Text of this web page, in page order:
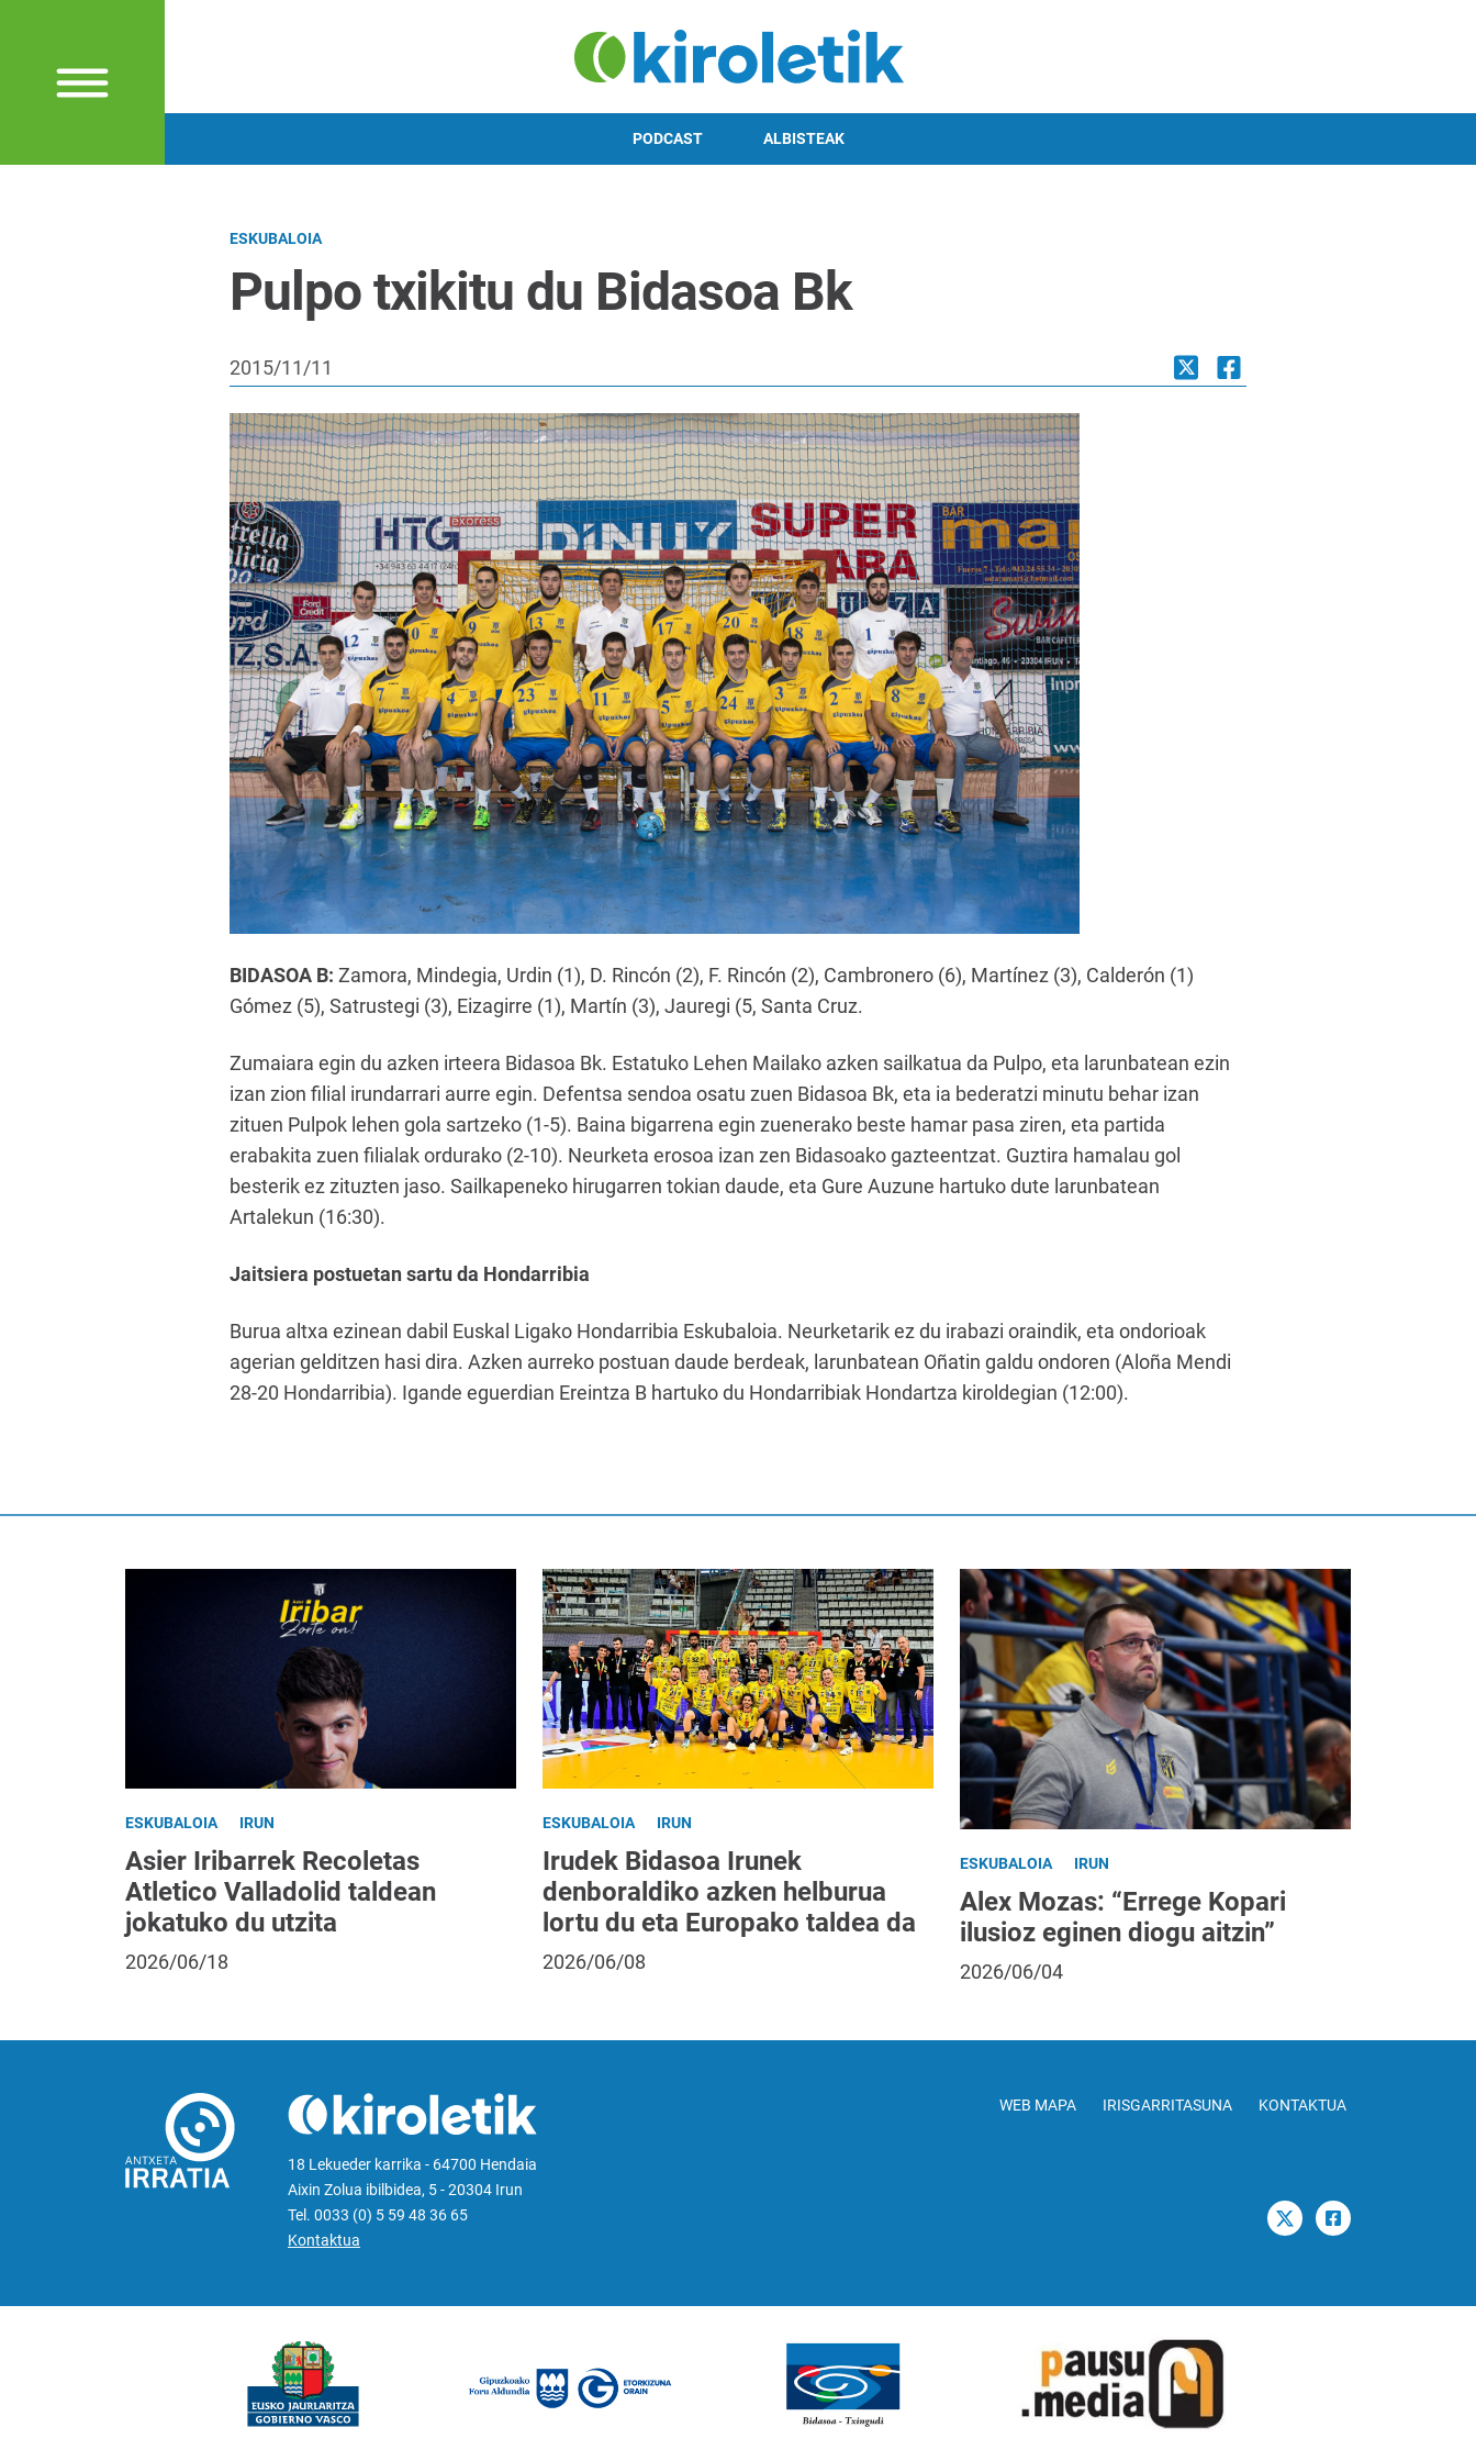
PODCAST ALBISTEAK
ESKUBALOIA
Pulpo txikitu du Bidasoa Bk
2015/11/11
BIDASOA B: Zamora, Mindegia, Urdin (1), D. Rincón (2), F. Rincón (2), Cambronero (6), Martínez (3), Calderón (1)
Gómez (5), Satrustegi (3), Eizagirre (1), Martín (3), Jauregi (5, Santa Cruz.
Zumaiara egin du azken irteera Bidasoa Bk. Estatuko Lehen Mailako azken sailkatua da Pulpo, eta larunbatean ezin
izan zion filial irundarrari aurre egin. Defentsa sendoa osatu zuen Bidasoa Bk, eta ia bederatzi minutu behar izan
zituen Pulpok lehen gola sartzeko (1-5). Baina bigarrena egin zuenerako beste hamar pasa ziren, eta partida
erabakita zuen filialak ordurako (2-10). Neurketa erosoa izan zen Bidasoako gazteentzat. Guztira hamalau gol
besterik ez zituzten jaso. Sailkapeneko hirugarren tokian daude, eta Gure Auzune hartuko dute larunbatean
Artalekun (16:30).
Jaitsiera postuetan sartu da Hondarribia
Burua altxa ezinean dabil Euskal Ligako Hondarribia Eskubaloia. Neurketarik ez du irabazi oraindik, eta ondorioak
agerian gelditzen hasi dira. Azken aurreko postuan daude berdeak, larunbatean Oñatin galdu ondoren (Aloña Mendi
28-20 Hondarribia). Igande eguerdian Ereintza B hartuko du Hondarribiak Hondartza kiroldegian (12:00).
ESKUBALOIA IRUN
Asier Iribarrek Recoletas
Atletico Valladolid taldean
jokatuko du utzita
2026/06/18
ESKUBALOIA IRUN
Irudek Bidasoa Irunek
denboraldiko azken helburua
lortu du eta Europako taldea da
2026/06/08
ESKUBALOIA IRUN
Alex Mozas: “Errege Kopari
ilusioz eginen diogu aitzin”
2026/06/04
18 Lekueder karrika - 64700 Hendaia
Aixin Zolua ibilbidea, 5 - 20304 Irun
Tel. 0033 (0) 5 59 48 36 65
Kontaktua
WEB MAPA IRISGARRITASUNA KONTAKTUA